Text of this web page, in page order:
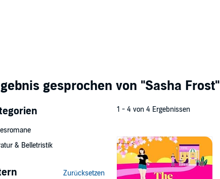
gesprochen von "Sasha Frost"
& Belletristik
Zurücksetzen
1 - 4 von 4 Ergebnissen